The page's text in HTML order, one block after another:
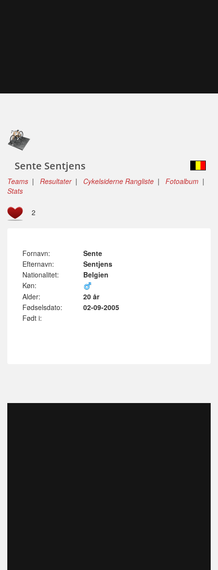
Sente Sentjens
Teams | Resultater| Cykelsiderne Rangliste | Fotoalbum |
Stats
2
Fornavn:
Sente
Efternavn:
Sentjens
Nationalitet:
Belgien
Køn:
Alder:
20 år
Fødselsdato:
02-09-2005
Født i: